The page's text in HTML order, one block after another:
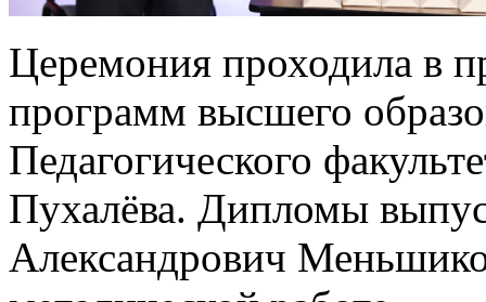
Церемония проходила в
программ высшего
Педагогического
Пухалёва. Дипломы
Александрович